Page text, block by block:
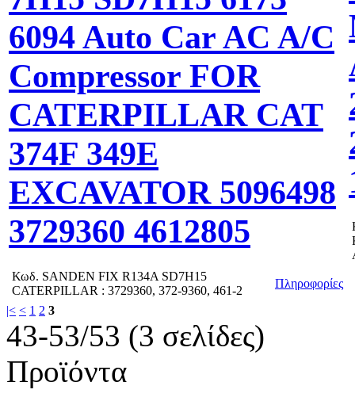
6094 Auto Car AC A/C
Compressor FOR
CATERPILLAR CAT
374F 349E
EXCAVATOR 5096498
3729360 4612805
Κωδ. SANDEN FIX R134A SD7H15
CATERPILLAR : 3729360, 372-9360, 461-2
Πληροφορίες
|< < 1 2 3
43-53/53 (3 σελίδες)
Προϊόντα